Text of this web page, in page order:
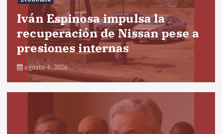
Iván Espinosa impulsa la
recuperación de Nissan pese a
presiones internas
agosto 4, 2026